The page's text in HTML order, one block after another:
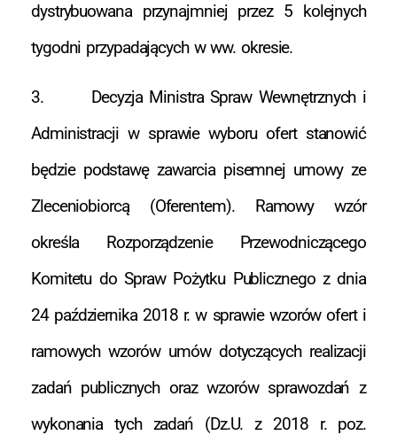
dystrybuowana przynajmniej przez 5 kolejnych
tygodni przypadających w ww. okresie.
3. Decyzja Ministra Spraw Wewnętrznych i
Administracji w sprawie wyboru ofert stanowić
będzie podstawę zawarcia pisemnej umowy ze
Zleceniobiorcą (Oferentem). Ramowy wzór
określa Rozporządzenie Przewodniczącego
Komitetu do Spraw Pożytku Publicznego z dnia
24 października 2018 r. w sprawie wzorów ofert i
ramowych wzorów umów dotyczących realizacji
zadań publicznych oraz wzorów sprawozdań z
wykonania tych zadań (Dz.U. z 2018 r. poz.